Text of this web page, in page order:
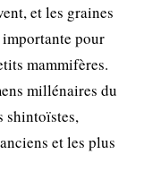
et les graines
pour
mammifères.
millénaires du
shintoïstes,
et les plus